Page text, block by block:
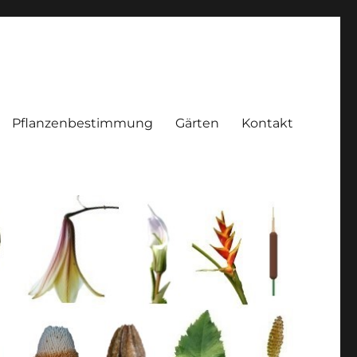
Pflanzenbestimmung Gärten Kontakt